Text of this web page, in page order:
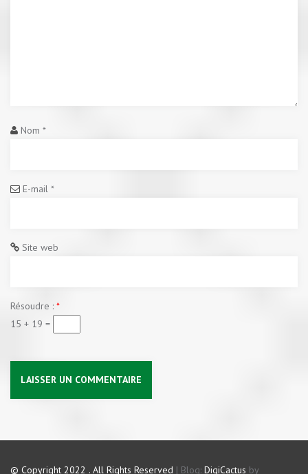
Nom *
E-mail *
Site web
Résoudre : *
15 + 19 =
© Copyright 2022 . All Rights Reserved | Blog: DigiCactus by